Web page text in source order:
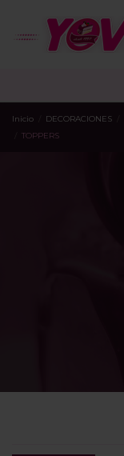
Inicio DECORACIONES
TOPPERS